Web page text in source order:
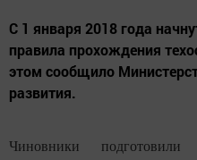
С 1 января 2018 года
правила прохождения
этом сообщило
развития.
Чиновники